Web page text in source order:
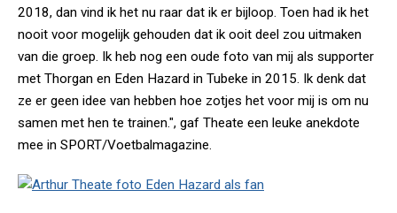
2018, dan vind ik het nu raar dat ik er bijloop. Toen had ik het
nooit voor mogelijk gehouden dat ik ooit deel zou uitmaken
van die groep. Ik heb nog een oude foto van mij als supporter
met Thorgan en Eden Hazard in Tubeke in 2015. Ik denk dat
ze er geen idee van hebben hoe zotjes het voor mij is om nu
samen met hen te trainen.", gaf Theate een leuke anekdote
mee in SPORT/Voetbalmagazine.